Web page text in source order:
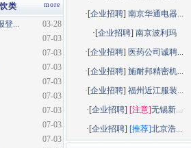
·[企业招聘]南京华通电器...
·[企业招聘] 南京波利玛
·[企业招聘] 医药公司诚聘...
·[企业招聘]施耐邦精密机...
·[企业招聘]福州近江服装...
·[企业招聘] [注意]无锡新...
·[企业招聘] [推荐]北京浩...
more
类
03-28
登...
07-03
07-03
07-03
07-03
07-03
07-03
07-03
07-03